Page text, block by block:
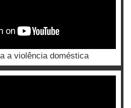
a violência doméstica